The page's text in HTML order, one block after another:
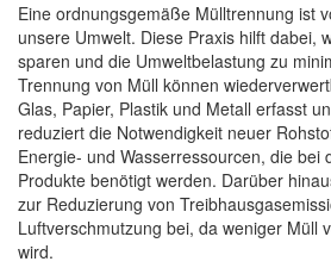
Eine ordnungsgemäße Mülltrennung ist
unsere Umwelt. Diese Praxis hilft dabei,
sparen und die Umweltbelastung zu
Trennung von Müll können
Glas, Papier, Plastik und Metall erfasst
reduziert die Notwendigkeit neuer
Energie- und Wasserressourcen, die bei
Produkte benötigt werden. Darüber
zur Reduzierung von
Luftverschmutzung bei, da weniger Müll
wird.